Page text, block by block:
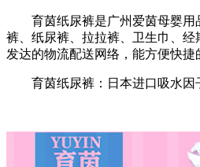
育茵纸尿裤是广州爱茵母婴
裤、纸尿裤、拉拉裤、卫生巾、
发达的物流配送网络，能方便快捷
育茵纸尿裤：日本进口吸水因